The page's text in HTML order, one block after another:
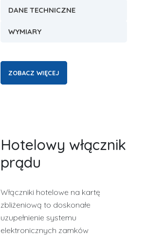
DANE TECHNICZNE
WYMIARY
ZOBACZ WIĘCEJ
Hotelowy włącznik
prądu
Włączniki hotelowe na kartę
zbliżeniową to doskonałe
uzupełnienie systemu
elektronicznych zamków